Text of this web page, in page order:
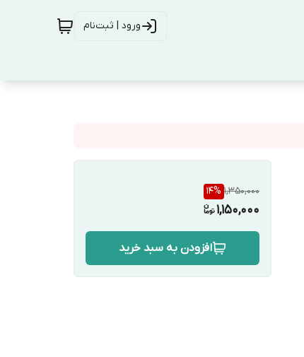
ورود | ثبت‌نام
1,350,000
14%
1,150,000
افزودن به سبد خرید